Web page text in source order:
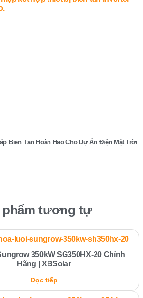
Biến Tần Hoàn Hảo Cho Dự Án Điện Mặt Trời
phẩm tương tự
350kW SG350HX-20 Chính
Hãng | XBSolar
Đọc tiếp